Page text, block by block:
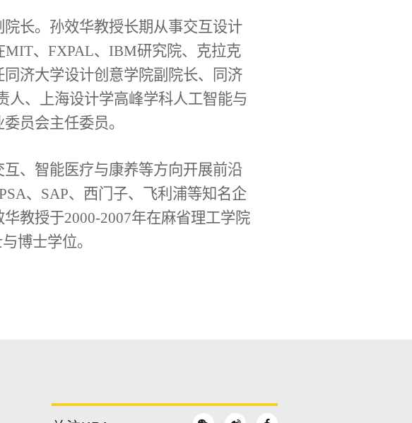
长。孙效华教授长期从事交互设计
、FXPAL、IBM研究院、克拉克
济大学设计创意学院副院长、同济
人、上海设计学高峰学科人工智能与
员会主任委员。
、智能医疗与康养等方向开展前沿
、SAP、西门子、飞利浦等知名企
教授于2000-2007年在麻省理工学院
博士学位。